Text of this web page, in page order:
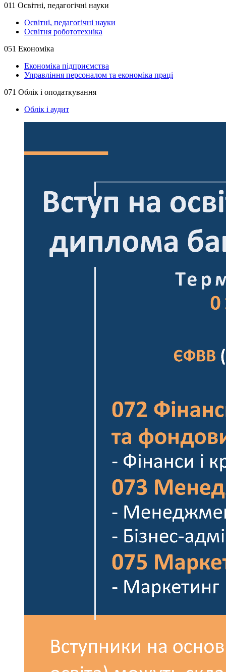
011 Освітні, педагогічні науки
Освітні, педагогічні науки
Освітня робототехніка
051 Економіка
Економіка підприємства
Управління персоналом та економіка праці
071 Облік і оподаткування
Облік і аудит